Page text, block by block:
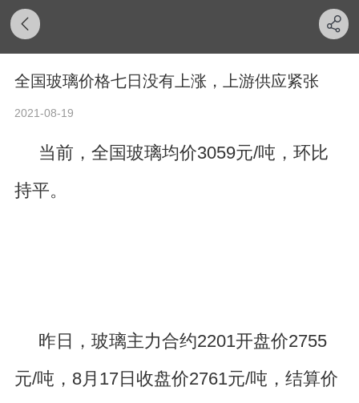
全国玻璃价格七日没有上涨，上游供应紧张
2021-08-19
当前，全国玻璃均价3059元/吨，环比
持平。
昨日，玻璃主力合约2201开盘价2755
元/吨，8月17日收盘价2761元/吨，结算价